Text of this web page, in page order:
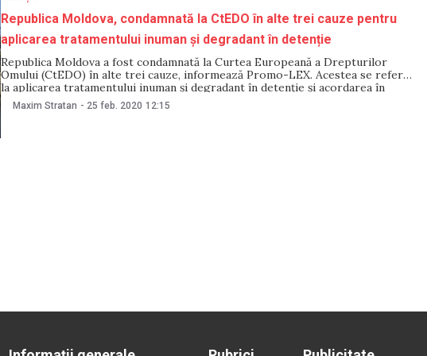
Republica Moldova, condamnată la CtEDO în alte trei cauze pentru
aplicarea tratamentului inuman și degradant în detenție
Republica Moldova a fost condamnată la Curtea Europeană a Drepturilor
Omului (CtEDO) în alte trei cauze, informează Promo-LEX. Acestea se referă
la aplicarea tratamentului inuman și degradant în detenție și acordarea în
consecință a prejudiciilor morale și materiale în cuantum redus, fără a ține
cont de suferințele morale și fizice
Maxim Stratan - 25 feb. 2020 12:15